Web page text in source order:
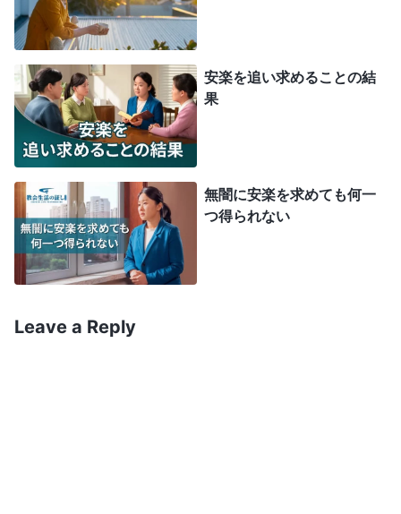
野、この業務をよく知らないからだと思っていたけ
ど、御言葉を読んで初めて、軽率さと無責任のせい
だとわかった。アンドレアと組んでたことを振り返
ると、業務の問題があってもわたしは心配しなかっ
た。本分に不慣れなことと原則の理解不足を言い訳
に、それを避けた。話し合いでもただの聞き役で、
じっくり考えない。アンドレアの前で、わたしには
わからない、あなたのほうが経験豊富だと言ったけ
ど、それは嘘と言い訳。真の目的は同情と理解を得
て、もっと仕事を押しつけ、気楽に楽しめるように
担当し、業務の基礎を学んだんだから、責任を負っ
安楽を追い求めることの結
果
無闇に安楽を求めても何一
つ得られない
Leave a Reply